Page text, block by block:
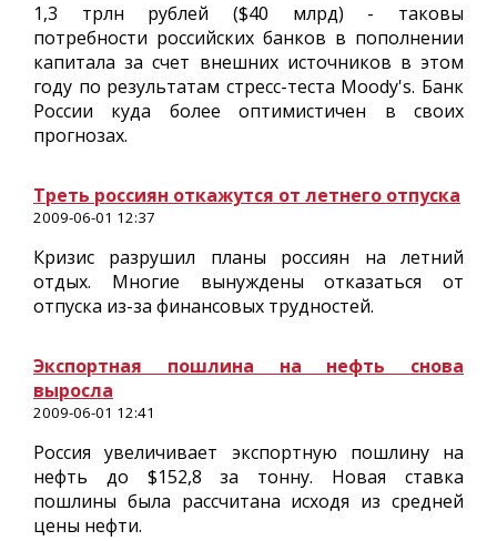
1,3 трлн рублей ($40 млрд) - таковы
потребности российских банков в пополнении
капитала за счет внешних источников в этом
году по результатам стресс-теста Moody's. Банк
России куда более оптимистичен в своих
прогнозах.
Треть россиян откажутся от летнего отпуска
2009-06-01 12:37
Кризис разрушил планы россиян на летний
отдых. Многие вынуждены отказаться от
отпуска из-за финансовых трудностей.
Экспортная пошлина на нефть снова
выросла
2009-06-01 12:41
Россия увеличивает экспортную пошлину на
нефть до $152,8 за тонну. Новая ставка
пошлины была рассчитана исходя из средней
цены нефти.